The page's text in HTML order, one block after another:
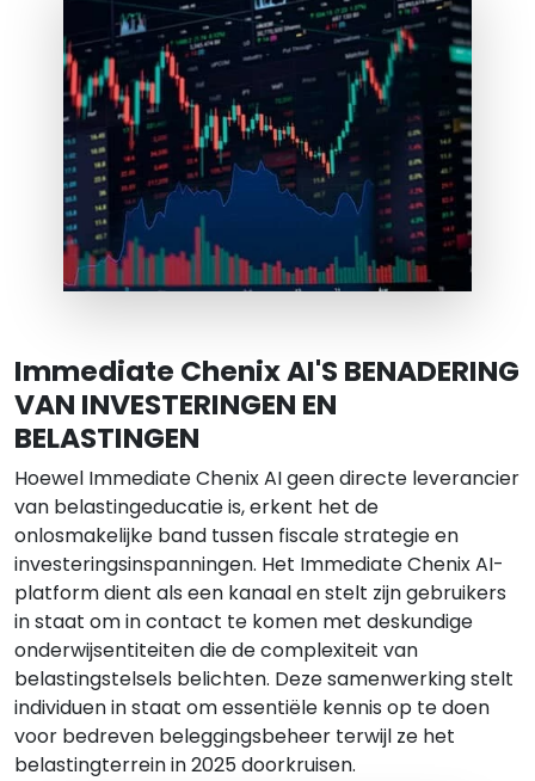
Immediate Chenix AI'S BENADERING
VAN INVESTERINGEN EN
BELASTINGEN
Hoewel Immediate Chenix AI geen directe leverancier
van belastingeducatie is, erkent het de
onlosmakelijke band tussen fiscale strategie en
investeringsinspanningen. Het Immediate Chenix AI-
platform dient als een kanaal en stelt zijn gebruikers
in staat om in contact te komen met deskundige
onderwijsentiteiten die de complexiteit van
belastingstelsels belichten. Deze samenwerking stelt
individuen in staat om essentiële kennis op te doen
voor bedreven beleggingsbeheer terwijl ze het
belastingterrein in 2025 doorkruisen.